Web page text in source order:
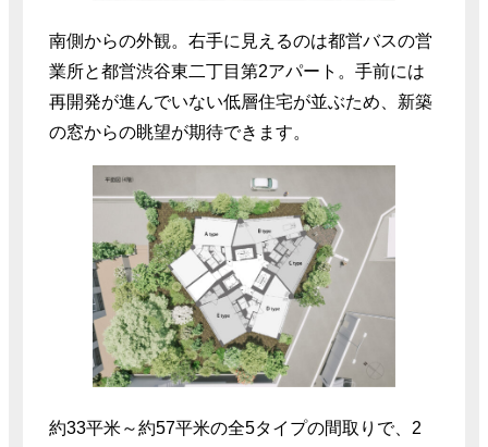
南側からの外観。右手に見えるのは都営バスの営
業所と都営渋谷東二丁目第2アパート。手前には
再開発が進んでいない低層住宅が並ぶため、新築
の窓からの眺望が期待できます。
約33平米～約57平米の全5タイプの間取りで、2